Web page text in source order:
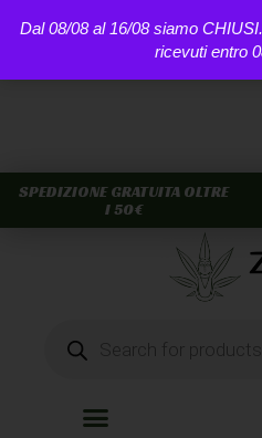
Dal 08/08 al 16/08 siamo
ricevuti entro
SPEDIZIONE GRATUITA OLTRE
I 50€